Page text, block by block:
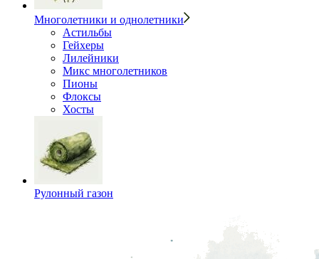
Многолетники и однолетники
Астильбы
Гейхеры
Лилейники
Микс многолетников
Пионы
Флоксы
Хосты
Рулонный газон